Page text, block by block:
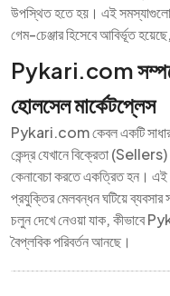
উপস্থিত হতে হয়। এই
গেম-চেঞ্জার হিসেবে আবির্ভূত
Pykari.com
হোলসেল মার্কেটপ্লেস
Pykari.com কেবল একটি সাধারণ
কেন্দ্র যেখানে বিক্রেতা
কেনাবেচা করতে একত্রিত হন। এই
প্রযুক্তির মেলবন্ধন ঘটিয়ে
চলুন দেখে নেওয়া যাক, কীভাবে
বৈপ্লবিক পরিবর্তন আনছে।